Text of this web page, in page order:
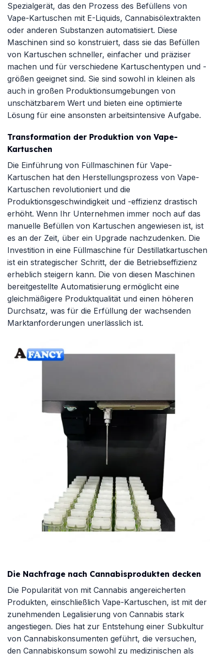
Spezialgerät, das den Prozess des Befüllens von
Vape-Kartuschen mit E-Liquids, Cannabisölextrakten
oder anderen Substanzen automatisiert. Diese
Maschinen sind so konstruiert, dass sie das Befüllen
von Kartuschen schneller, einfacher und präziser
machen und für verschiedene Kartuschentypen und -
größen geeignet sind. Sie sind sowohl in kleinen als
auch in großen Produktionsumgebungen von
unschätzbarem Wert und bieten eine optimierte
Lösung für eine ansonsten arbeitsintensive Aufgabe.
Transformation der Produktion von Vape-
Kartuschen
Die Einführung von Füllmaschinen für Vape-
Kartuschen hat den Herstellungsprozess von Vape-
Kartuschen revolutioniert und die
Produktionsgeschwindigkeit und -effizienz drastisch
erhöht. Wenn Ihr Unternehmen immer noch auf das
manuelle Befüllen von Kartuschen angewiesen ist, ist
es an der Zeit, über ein Upgrade nachzudenken. Die
Investition in eine Füllmaschine für Destillatkartuschen
ist ein strategischer Schritt, der die Betriebseffizienz
erheblich steigern kann. Die von diesen Maschinen
bereitgestellte Automatisierung ermöglicht eine
gleichmäßigere Produktqualität und einen höheren
Durchsatz, was für die Erfüllung der wachsenden
Marktanforderungen unerlässlich ist.
Die Nachfrage nach Cannabisprodukten decken
Die Popularität von mit Cannabis angereicherten
Produkten, einschließlich Vape-Kartuschen, ist mit der
zunehmenden Legalisierung von Cannabis stark
angestiegen. Dies hat zur Entstehung einer Subkultur
von Cannabiskonsumenten geführt, die versuchen,
den Cannabiskonsum sowohl zu medizinischen als